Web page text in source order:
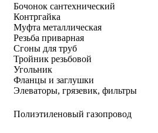
Бочонок сантехнический
Контргайка
Муфта металлическая
Резьба приварная
Сгоны для труб
Тройник резьбовой
Угольник
Фланцы и заглушки
Элеваторы, грязевик, фильтры
Полиэтиленовый газопровод